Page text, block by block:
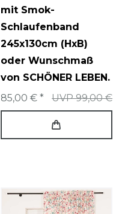
mit Smok-
Schlaufenband
245x130cm (HxB)
oder Wunschmaß
von SCHÖNER LEBEN.
UVP 99,00 €
85,00 € *